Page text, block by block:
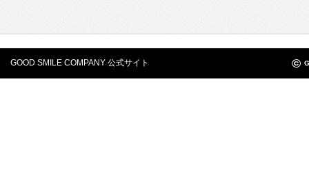
GOOD SMILE COMPANY 公式サイト ©